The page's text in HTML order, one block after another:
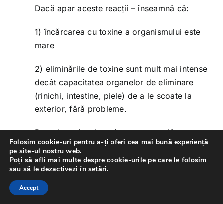
Dacă apar aceste reacții – înseamnă că:
1) încărcarea cu toxine a organismului este
mare
2) eliminările de toxine sunt mult mai intense
decât capacitatea organelor de eliminare
(rinichi, intestine, piele) de a le scoate la
exterior, fără probleme.
De cele mai multe ori se recomandă
”temperarea” detoxifierii -și introducerea
atât a legumelor în alimentație (care
încetinesc procesul de detoxifiere) sau a
hranei gătite (care oprește procesul de
Folosim cookie-uri pentru a-ți oferi cea mai bună experiență
pe site-ul nostru web.
Poți să afli mai multe despre cookie-urile pe care le folosim
sau să le dezactivezi în setări.
Accept